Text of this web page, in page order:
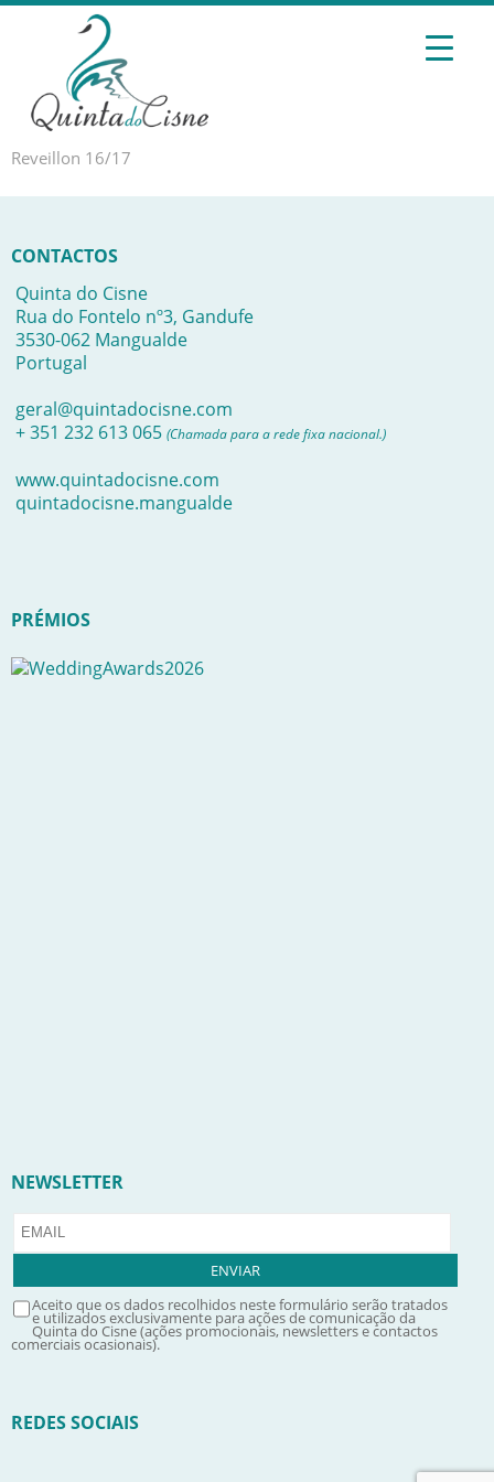
Reveillon 16/17
CONTACTOS
Quinta do Cisne
Rua do Fontelo nº3, Gandufe
3530-062 Mangualde
Portugal
geral@quintadocisne.com
+ 351 232 613 065 (Chamada para a rede fixa nacional.)
www.quintadocisne.com
quintadocisne.mangualde
PRÉMIOS
NEWSLETTER
Aceito que os dados recolhidos neste formulário serão tratados
e utilizados exclusivamente para ações de comunicação da
Quinta do Cisne (ações promocionais, newsletters e contactos
comerciais ocasionais).
REDES SOCIAIS